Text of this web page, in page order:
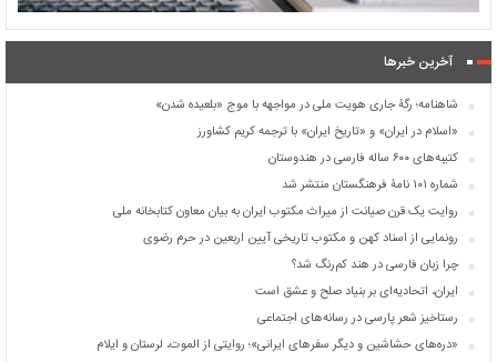
آخرین خبرها
شاهنامه؛ رگۀ جاری هویت ملی در مواجهه با موج «بلعیده شدن»
«اسلام در ایران» و «تاریخ ایران» با ترجمه کریم کشاورز
کتیبه‌های ۶۰۰ ساله فارسی در هندوستان
شماره ۱۰۱ نامۀ فرهنگستان منتشر شد
روایت یک قرن صیانت از میراث مکتوب ایران به بیان معاون کتابخانه ملی
رونمایی از اسناد کهن و مکتوب تاریخی آیین اربعین در حرم رضوی
چرا زبان فارسی در هند کم‌رنگ شد؟
ایران، اتحادیه‌ای بر بنیاد صلح و عشق است
رستاخیز شعر پارسی در رسانه‌های اجتماعی
«دره‌های حشاشین و دیگر سفرهای ایرانی»؛ روایتی از الموت، لرستان و ایلام